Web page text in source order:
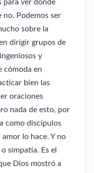
para ver dónde
no. Podemos ser
sobre la
dirigir grupos de
y
cómoda en
bien las
oraciones
nada de esto, por
como discípulos
lo hace. Y no
simpatía. Es el
Dios mostró a